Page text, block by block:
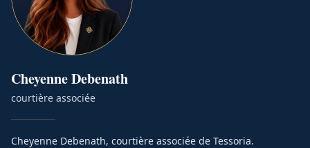
CheyenneDebenath
courtière associée
Cheyenne Debenath, courtière associée de Tessoria.